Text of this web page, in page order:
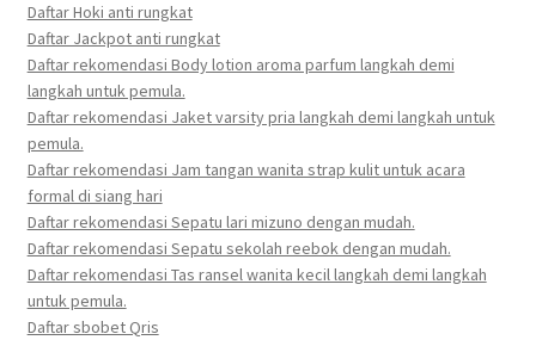
Daftar Hoki anti rungkat
Daftar Jackpot anti rungkat
Daftar rekomendasi Body lotion aroma parfum langkah demi
langkah untuk pemula.
Daftar rekomendasi Jaket varsity pria langkah demi langkah untuk
pemula.
Daftar rekomendasi Jam tangan wanita strap kulit untuk acara
formal di siang hari
Daftar rekomendasi Sepatu lari mizuno dengan mudah.
Daftar rekomendasi Sepatu sekolah reebok dengan mudah.
Daftar rekomendasi Tas ransel wanita kecil langkah demi langkah
untuk pemula.
Daftar sbobet Qris